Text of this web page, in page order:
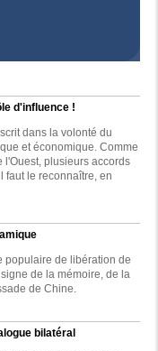
d'influence !
dans la volonté du
et économique. Comme
l'Ouest, plusieurs accords
faut le reconnaître, en
populaire de libération de
de la mémoire, de la
de Chine.
bilatéral